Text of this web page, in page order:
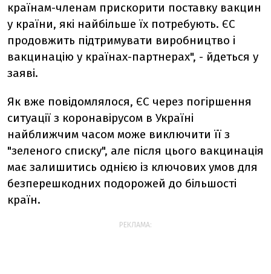
країнам-членам прискорити поставку вакцин
у країни, які найбільше їх потребують. ЄС
продовжить підтримувати виробництво і
вакцинацію у країнах-партнерах", - йдеться у
заяві.
Як вже повідомлялося, ЄС через погіршення
ситуації з коронавірусом в Україні
найближчим часом може виключити її з
"зеленого списку", але після цього вакцинація
має залишитись однією із ключових умов для
безперешкодних подорожей до більшості
країн.
РЕКЛАМА: